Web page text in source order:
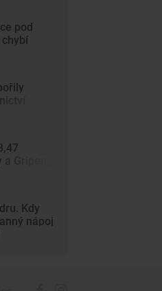
pod
Gripeny
Kdy
nápoj